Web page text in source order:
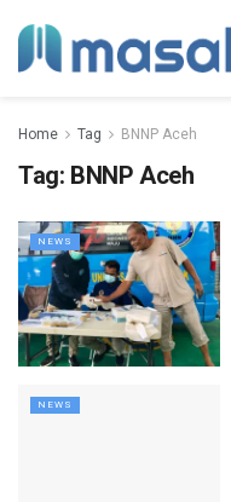
Home Tag BNNP Aceh
Tag: BNNP Aceh
NEWS
NEWS